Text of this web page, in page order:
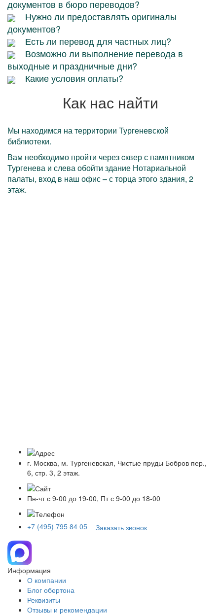
документов в бюро переводов?
Нужно ли предоставлять оригиналы
документов?
Есть ли перевод для частных лиц?
Возможно ли выполнение перевода в
выходные и праздничные дни?
Какие условия оплаты?
Как нас найти
Мы находимся на территории Тургеневской
библиотеки.
Вам необходимо пройти через cквер с памятником
Тургенева и слева обойти здание Нотариальной
палаты, вход в наш офис – с торца этого здания, 2
этаж.
г. Москва, м. Тургеневская, Чистые пруды Бобров пер.,
6, стр. 3, 2 этаж.
Пн-чт с 9-00 до 19-00, Пт с 9-00 до 18-00
+7 (495) 795 84 05 Заказать звонок
Информация
О компании
Блог обертона
Реквизиты
Отзывы и рекомендации